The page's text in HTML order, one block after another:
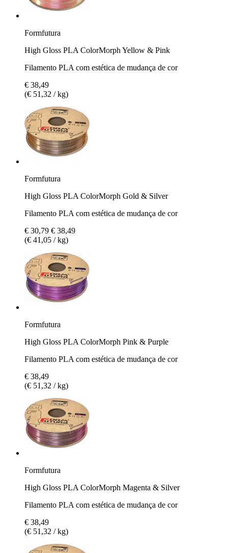
Formfutura
High Gloss PLA ColorMorph Yellow & Pink
Filamento PLA com estética de mudança de cor
€ 38,49
(€ 51,32 / kg)
Formfutura
High Gloss PLA ColorMorph Gold & Silver
Filamento PLA com estética de mudança de cor
€ 30,79 € 38,49
(€ 41,05 / kg)
Formfutura
High Gloss PLA ColorMorph Pink & Purple
Filamento PLA com estética de mudança de cor
€ 38,49
(€ 51,32 / kg)
Formfutura
High Gloss PLA ColorMorph Magenta & Silver
Filamento PLA com estética de mudança de cor
€ 38,49
(€ 51,32 / kg)